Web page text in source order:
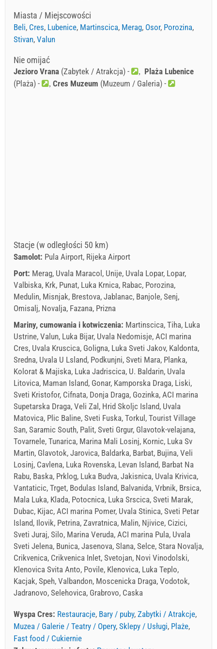
Miasta / Miejscowości
Beli, Cres, Lubenice, Martinscica, Merag, Osor, Porozina,
Stivan, Valun
Nie omijać
Jezioro Vrana (Zabytek / Atrakcja) -
Plaża Lubenice
(Plaża) -
Cres Muzeum (Muzeum / Galeria) -
Stacje (w odległości 50 km)
Samolot: Pula Airport, Rijeka Airport
Port: Merag, Uvala Maracol, Unije, Uvala Lopar, Lopar,
Valbiska, Krk, Punat, Luka Krnica, Rabac, Porozina,
Medulin, Misnjak, Brestova, Jablanac, Banjole, Senj,
Omisalj, Novalja, Fazana, Prizna
Mariny, cumowania i kotwiczenia: Martinscica, Tiha, Luka
Ustrine, Valun, Luka Bijar, Uvala Nedomisje, ACI marina
Cres, Uvala Kruscica, Goligna, Luka Sveti Jakov, Kaldonta,
Sredna, Uvala U Lsland, Podkunjni, Sveti Mara, Planka,
Kolorat & Majiska, Luka Jadriscica, U. Baldarin, Uvala
Litovica, Maman Island, Gonar, Kamporska Draga, Liski,
Sveti Kristofor, Cifnata, Donja Draga, Gozinka, ACI marina
Supetarska Draga, Veli Zal, Hrid Skoljc Island, Uvala
Matovica, Plic Baline, Sveti Fuska, Torkul, Tourist Village
San, Saramic South, Palit, Sveti Grgur, Glavotok-velajana,
Tovarnele, Tunarica, Marina Mali Losinj, Kornic, Luka Sv
Martin, Glavotok, Jarovica, Baldarka, Barbat, Bujina, Veli
Losinj, Cavlena, Luka Rovenska, Levan Island, Barbat Na
Rabu, Baska, Prklog, Luka Budva, Jakisnica, Uvala Krivica,
Vantaticic, Trget, Bodulas Island, Balvanida, Vrbnik, Brsica,
Mala Luka, Klada, Potocnica, Luka Srscica, Sveti Marak,
Dubac, Kijac, ACI marina Pomer, Uvala Stinica, Sveti Petar
Island, Ilovik, Petrina, Zavratnica, Malin, Njivice, Cizici,
Sveti Juraj, Silo, Marina Veruda, ACI marina Pula, Uvala
Sveti Jelena, Bunica, Jasenova, Slana, Selce, Stara Novalja,
Crikvenica, Crikvenica Inlet, Svetojan, Novi Vinodolski,
Klenovica Svita Anto, Povile, Klenovica, Luka Teplo,
Kacjak, Speh, Valbandon, Moscenicka Draga, Vodotok,
Jadranovo, Selehovica, Grabrovo, Caska
Wyspa Cres: Restauracje, Bary / puby, Zabytki / Atrakcje,
Muzea / Galerie / Teatry / Opery, Sklepy / Usługi, Plaże,
Fast food / Cukiernie